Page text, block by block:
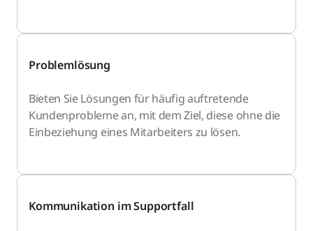
Problemlösung
Bieten Sie Lösungen für häufig auftretende
Kundenprobleme an, mit dem Ziel, diese ohne die
Einbeziehung eines Mitarbeiters zu lösen.
Kommunikation im Supportfall